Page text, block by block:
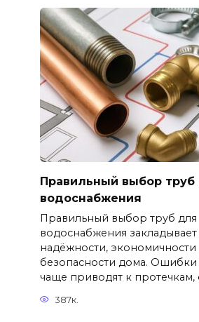
Правильный выбор труб
водоснабжения
Правильный выбор труб для
водоснабжения
надёжности, экономичности
безопасности дома. Ошибки
чаще приводят к
387к.